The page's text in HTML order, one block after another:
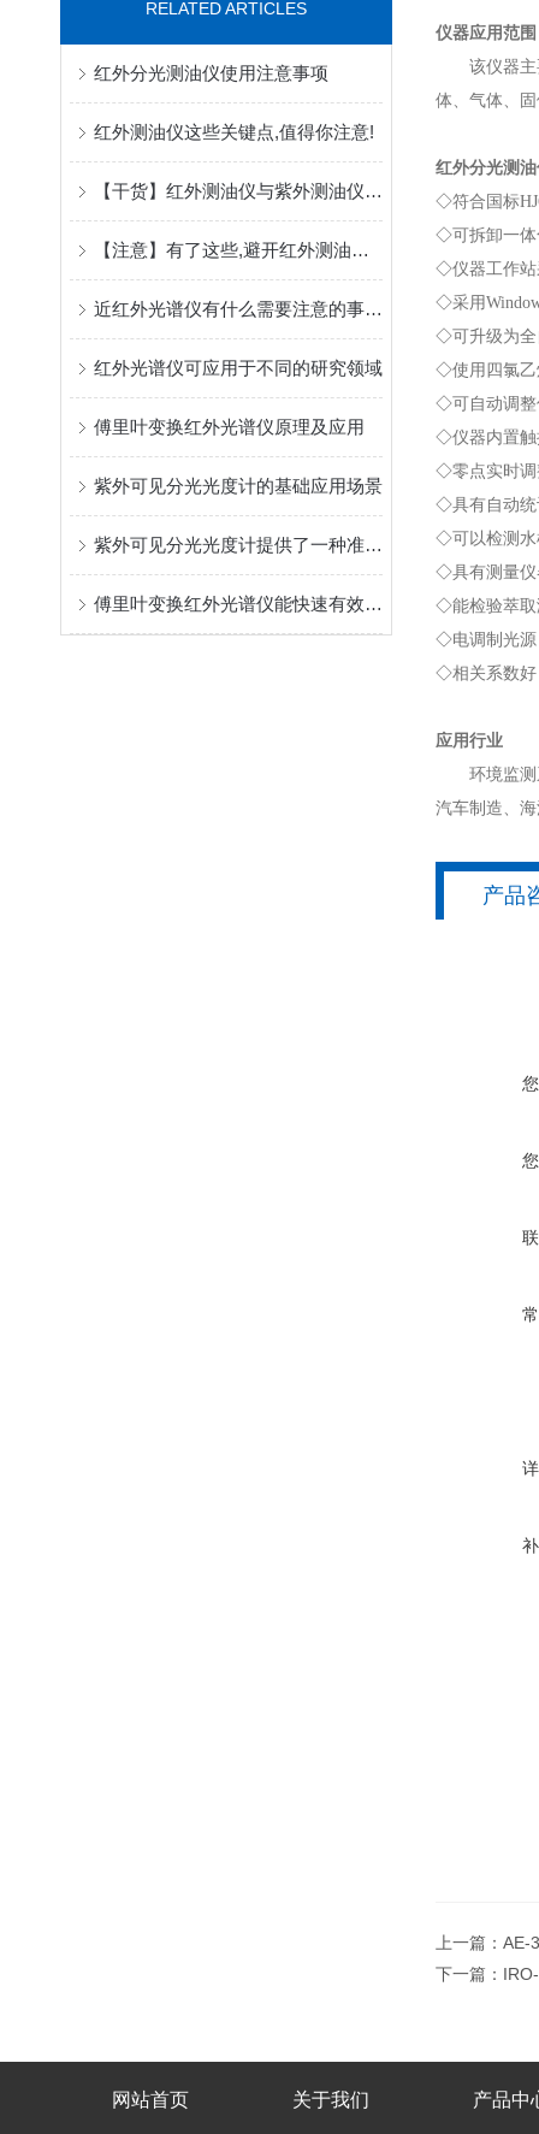
RELATED ARTICLES
红外分光测油仪使用注意事项
红外测油仪这些关键点,值得你注意!
【干货】红外测油仪与紫外测油仪的区别点在这
【注意】有了这些,避开红外测油仪使用误区!
近红外光谱仪有什么需要注意的事项?
红外光谱仪可应用于不同的研究领域
傅里叶变换红外光谱仪原理及应用
紫外可见分光光度计的基础应用场景
紫外可见分光光度计提供了一种准确的物质检测手段
傅里叶变换红外光谱仪能快速有效地得到直接的取证结果
仪器应用范围
该仪器主要
体、气体、
红外分光测
◇符合国标
◇可拆卸一
◇仪器工作
◇采用
◇可升级为
◇使用四氯
◇可自动调
◇仪器内置
◇零点实时
◇具有自动
◇可以检测
◇具有测量
◇能检验萃
◇电调制光
◇相关系数好
应用行业
环境监测系
汽车制造、
产品
上一篇： AE-
下一篇：
网站首页 关于我们 产品中